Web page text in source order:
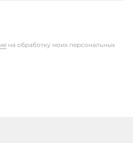
на обработку моих персональных